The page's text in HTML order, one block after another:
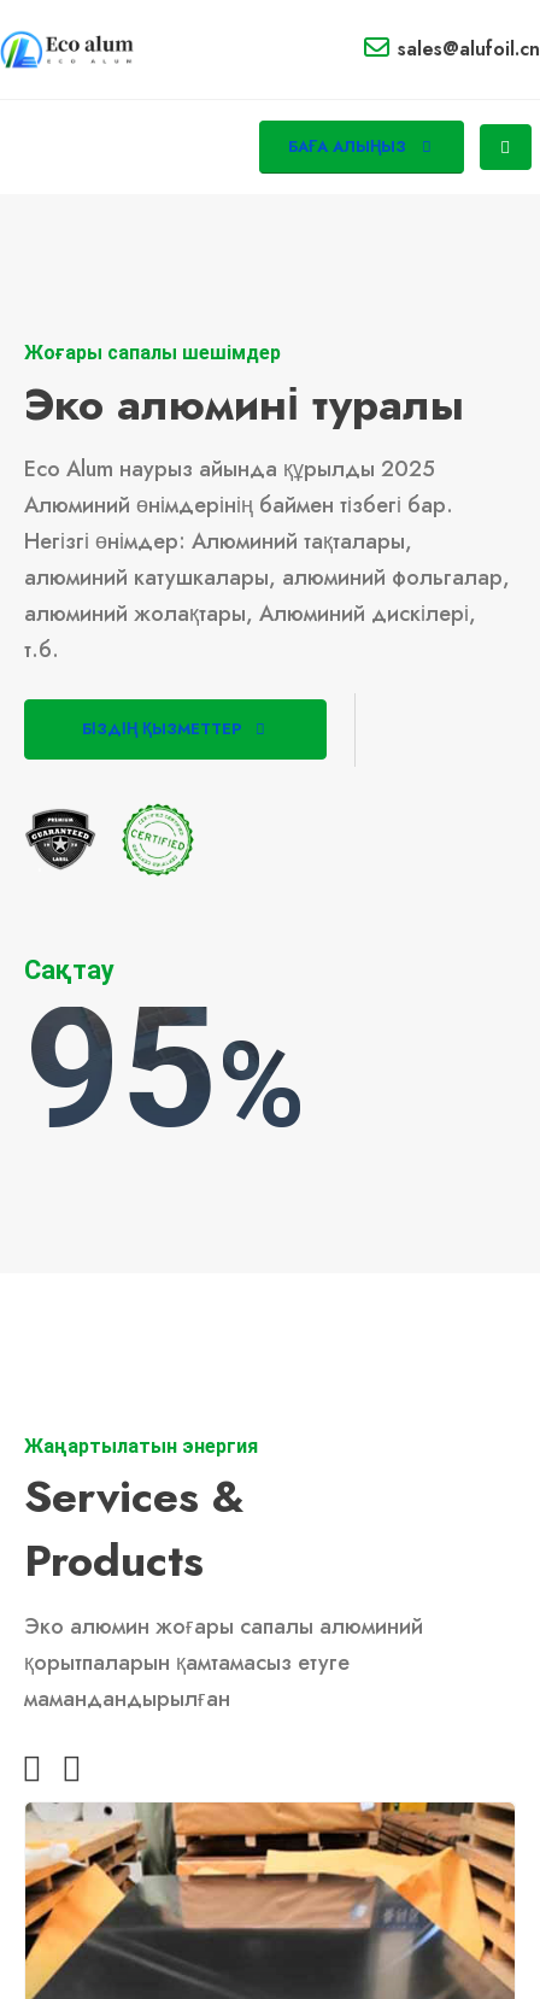
sales@alufoil.cn
БАҒА АЛЫҢЫЗ
Жоғары сапалы шешімдер
Эко алюмині туралы
Eco Alum наурыз айында құрылды 2025
Алюминий өнімдерінің баймен тізбегі бар.
Негізгі өнімдер: Алюминий тақталары,
алюминий катушкалары, алюминий фольгалар,
алюминий жолақтары, Алюминий дискілері,
т.б.
БІЗДІҢ ҚЫЗМЕТТЕР
Сақтау
95%
Жаңартылатын энергия
Services &
Products
Эко алюмин жоғары сапалы алюминий
қорытпаларын қамтамасыз етуге
мамандандырылған